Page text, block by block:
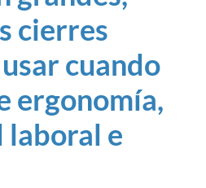
cierres
cuando
ergonomía,
laboral e